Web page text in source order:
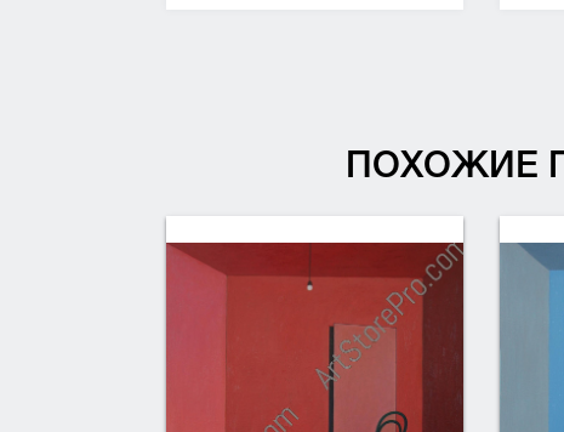
ПОХОЖИЕ